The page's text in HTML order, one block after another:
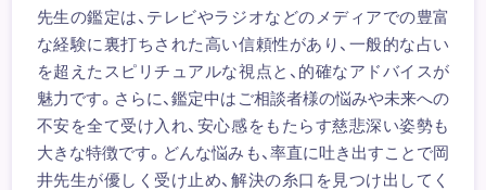
先生の鑑定は、テレビやラジオなどのメディアでの豊富
な経験に裏打ちされた高い信頼性があり、一般的な占い
を超えたスピリチュアルな視点と、的確なアドバイスが
魅力です。さらに、鑑定中はご相談者様の悩みや未来への
不安を全て受け入れ、安心感をもたらす慈悲深い姿勢も
大きな特徴です。どんな悩みも、率直に吐き出すことで岡
井先生が優しく受け止め、解決の糸口を見つけ出してく